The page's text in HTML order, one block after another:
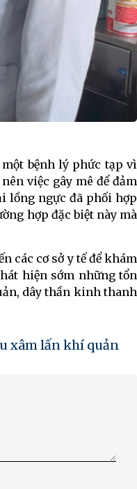
bệnh lý phức tạp vì
việc gây mê để đảm
lồng ngực đã phối hợp
hợp đặc biệt này mà
các cơ sở y tế để khám
hiện sớm những tổn
dây thần kinh thanh
xâm lấn khí quản